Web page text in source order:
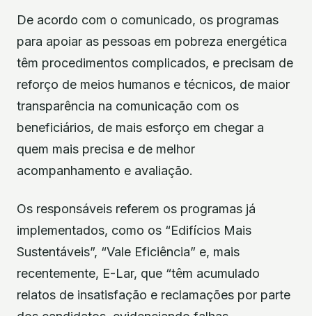
De acordo com o comunicado, os programas
para apoiar as pessoas em pobreza energética
têm procedimentos complicados, e precisam de
reforço de meios humanos e técnicos, de maior
transparência na comunicação com os
beneficiários, de mais esforço em chegar a
quem mais precisa e de melhor
acompanhamento e avaliação.
Os responsáveis referem os programas já
implementados, como os “Edifícios Mais
Sustentáveis”, “Vale Eficiência” e, mais
recentemente, E-Lar, que “têm acumulado
relatos de insatisfação e reclamações por parte